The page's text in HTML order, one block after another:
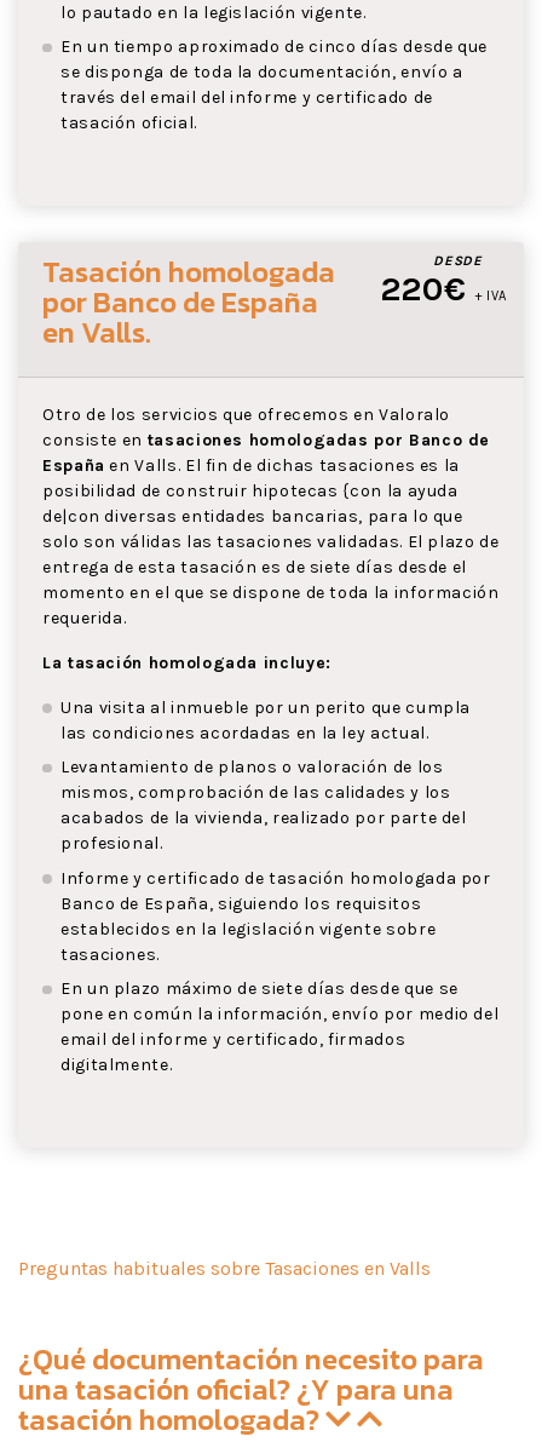
lo pautado en la legislación vigente.
En un tiempo aproximado de cinco días desde que
se disponga de toda la documentación, envío a
través del email del informe y certificado de
tasación oficial.
DESDE
220€ + IVA
Tasación homologada
por Banco de España
en Valls.
Otro de los servicios que ofrecemos en Valoralo
consiste en tasaciones homologadas por Banco de
España en Valls. El fin de dichas tasaciones es la
posibilidad de construir hipotecas {con la ayuda
de|con diversas entidades bancarias, para lo que
solo son válidas las tasaciones validadas. El plazo de
entrega de esta tasación es de siete días desde el
momento en el que se dispone de toda la información
requerida.
La tasación homologada incluye:
Una visita al inmueble por un perito que cumpla
las condiciones acordadas en la ley actual.
Levantamiento de planos o valoración de los
mismos, comprobación de las calidades y los
acabados de la vivienda, realizado por parte del
profesional.
Informe y certificado de tasación homologada por
Banco de España, siguiendo los requisitos
establecidos en la legislación vigente sobre
tasaciones.
En un plazo máximo de siete días desde que se
pone en común la información, envío por medio del
email del informe y certificado, firmados
digitalmente.
Preguntas habituales sobre Tasaciones en Valls
¿Qué documentación necesito para
una tasación oficial? ¿Y para una
tasación homologada?